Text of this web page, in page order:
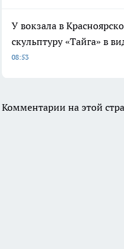
У вокзала в
скульптуру «Тайга» в
08:53
Комментарии на этой